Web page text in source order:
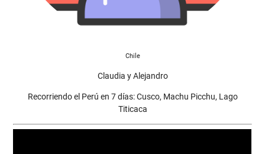
Chile
Claudia y Alejandro
Recorriendo el Perú en 7 días: Cusco, Machu Picchu, Lago
Titicaca